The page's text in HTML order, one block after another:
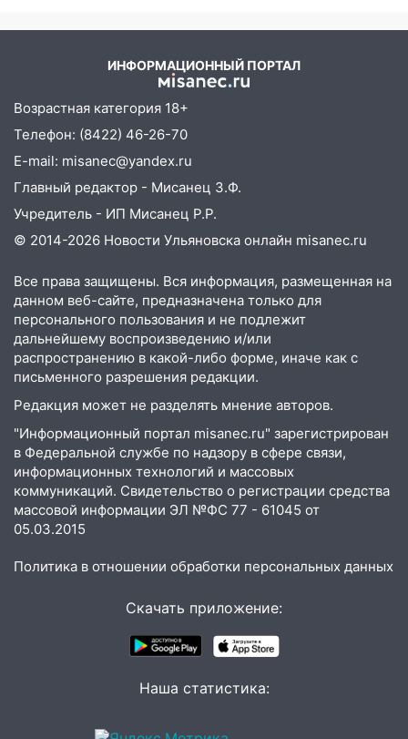
ИНФОРМАЦИОННЫЙ ПОРТАЛ
Возрастная категория 18+
Телефон: (8422) 46-26-70
E-mail: misanec@yandex.ru
Главный редактор - Мисанец З.Ф.
Учредитель - ИП Мисанец Р.Р.
© 2014-2026 Новости Ульяновска онлайн misanec.ru
Все права защищены. Вся информация, размещенная на
данном веб-сайте, предназначена только для
персонального пользования и не подлежит
дальнейшему воспроизведению и/или
распространению в какой-либо форме, иначе как с
письменного разрешения редакции.
Редакция может не разделять мнение авторов.
"Информационный портал misanec.ru" зарегистрирован
в Федеральной службе по надзору в сфере связи,
информационных технологий и массовых
коммуникаций. Свидетельство о регистрации средства
массовой информации ЭЛ №ФС 77 - 61045 от
05.03.2015
Политика в отношении обработки персональных данных
Скачать приложение:
Наша статистика: